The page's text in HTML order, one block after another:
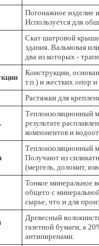
Погонажное изделие
Используется для
Скат шатровой
здания. Вальмовая
два из которых -
Конструкции,
т.п.) и жестких опор
Растяжки для
Теплоизоляционный
результате
компонентов и
Теплоизоляционный
Получают из
(мергель, доломит,
Тонкое минеральное
общего с
сырье, что и для
Древесный
газетной бумаги, а
антипиренами.